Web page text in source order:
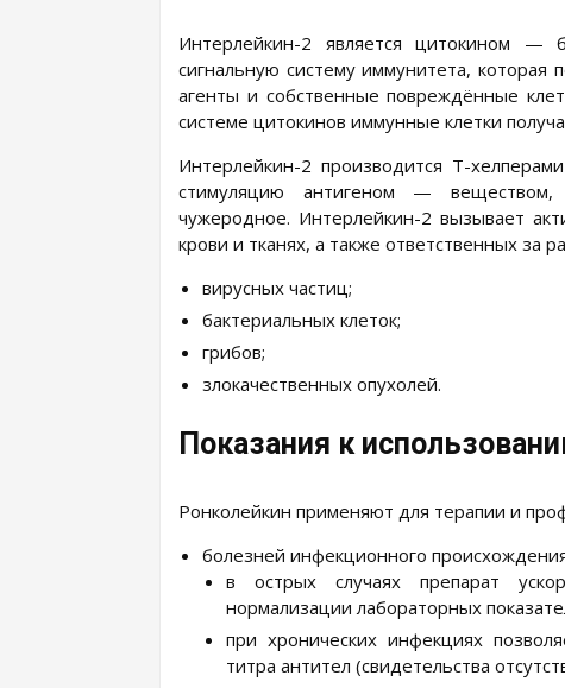
Интерлейкин-2 является цитокином —
сигнальную систему иммунитета,
агенты и собственные повреждённые
системе цитокинов иммунные клетки
Интерлейкин-2 производится Т-
стимуляцию антигеном — веществом,
чужеродное. Интерлейкин-2 вызывает
крови и тканях, а также ответственных за
вирусных частиц;
бактериальных клеток;
грибов;
злокачественных опухолей.
Показания к
Ронколейкин применяют для терапии и
болезней инфекционного
в острых случаях препарат
нормализации лабораторных
при хронических инфекциях
титра антител (свидетельства